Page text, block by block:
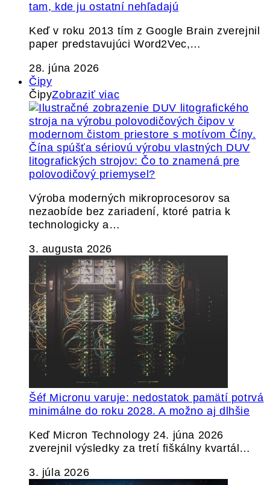
tam, kde ju ostatní nehľadajú
Keď v roku 2013 tím z Google Brain zverejnil
paper predstavujúci Word2Vec,…
28. júna 2026
Čipy
ČipyZobraziť viac
Čína spúšťa sériovú výrobu vlastných DUV
litografických strojov: Čo to znamená pre
polovodičový priemysel?
Výroba moderných mikroprocesorov sa
nezaobíde bez zariadení, ktoré patria k
technologicky a…
3. augusta 2026
Šéf Micronu varuje: nedostatok pamätí potrvá
minimálne do roku 2028. A možno aj dlhšie
Keď Micron Technology 24. júna 2026
zverejnil výsledky za tretí fiškálny kvartál…
3. júla 2026